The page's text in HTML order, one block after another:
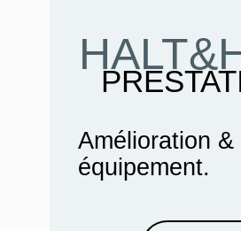
Amélioration &
équipement.